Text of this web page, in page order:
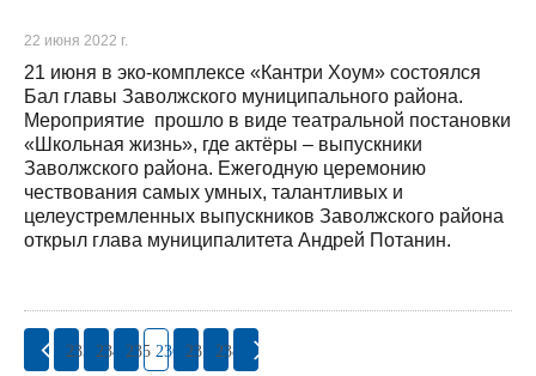
22 июня 2022 г.
21 июня в эко-комплексе «Кантри Хоум» состоялся
Бал главы Заволжского муниципального района.
Мероприятие прошло в виде театральной постановки
«Школьная жизнь», где актёры – выпускники
Заволжского района. Ежегодную церемонию
чествования самых умных, талантливых и
целеустремленных выпускников Заволжского района
открыл глава муниципалитета Андрей Потанин.
233 234 235 236 237 238